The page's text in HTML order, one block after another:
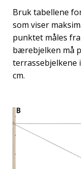
Bruk tabellene
som viser
punktet måles
bærebjelken må
terrassebjelkene
cm.